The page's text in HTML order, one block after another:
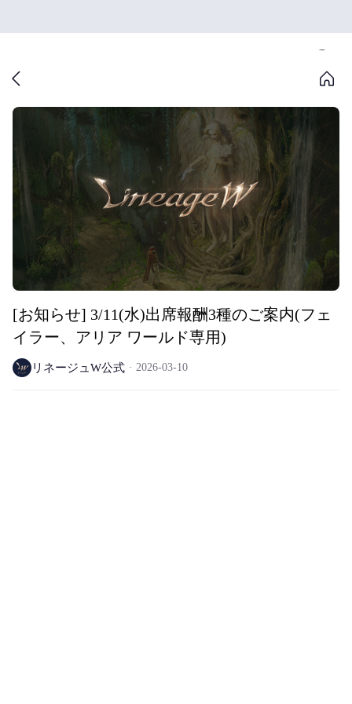
[お知らせ] 3/11(水)出席報酬3種のご案内(フェ
イラー、アリア ワールド専用)
リネージュW公式 2026-03-10